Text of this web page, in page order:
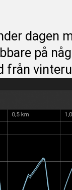
dagen
på
från